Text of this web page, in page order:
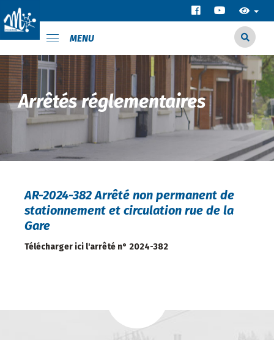
MENU
Arrêtés réglementaires
AR-2024-382 Arrêté non permanent de
stationnement et circulation rue de la
Gare
Télécharger ici l'arrêté n° 2024-382